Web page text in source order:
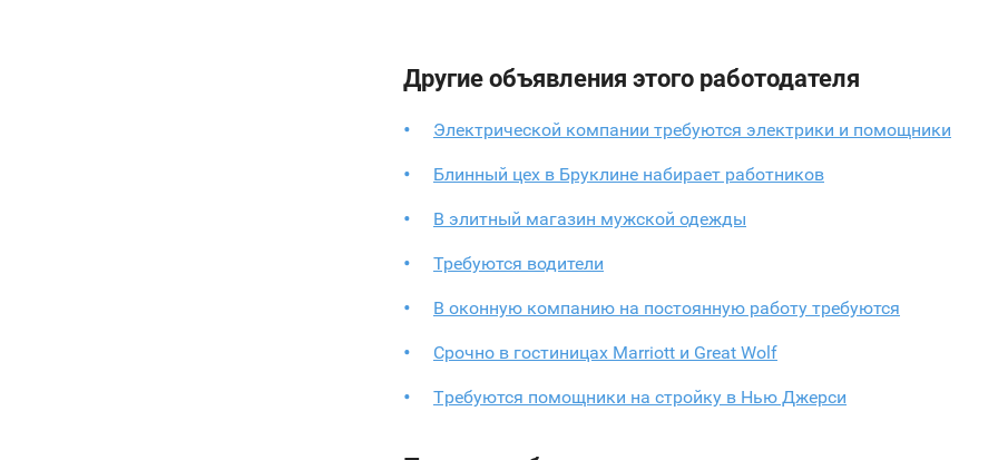
Другие объявления этого работодателя
Электрической компании требуются электрики и помощники
Блинный цех в Бруклине набирает работников
В элитный магазин мужской одежды
Требуются водители
В оконную компанию на постоянную работу требуются
Срочно в гостиницах Marriott и Great Wolf
Tребуются помощники на стройку в Нью Джерси